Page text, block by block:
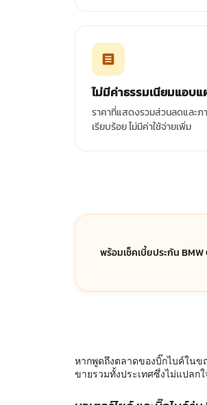
ไม่มีค่าธรรมเนียมแอบแ
ราคาที่แสดงรวมส่วนลดและภ
เรียบร้อย ไม่มีค่าใช้จ่ายเพิ่ม
พร้อมเช็คเบี้ยประกัน BMW
หากพูดถึงตลาดของบิ๊กไบค์ในข
ขายรวมทั้งประเทศซึ่งไม่แปลก